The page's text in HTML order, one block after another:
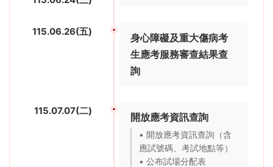
115.06.26(五)
身心障礙及重大傷病考
生應考服務審查結果查
詢
115.07.07(二)
開放應考資訊查詢
• 開放應考資訊查詢（含
應試號碼、考試地點等）
• 公布試場分配表